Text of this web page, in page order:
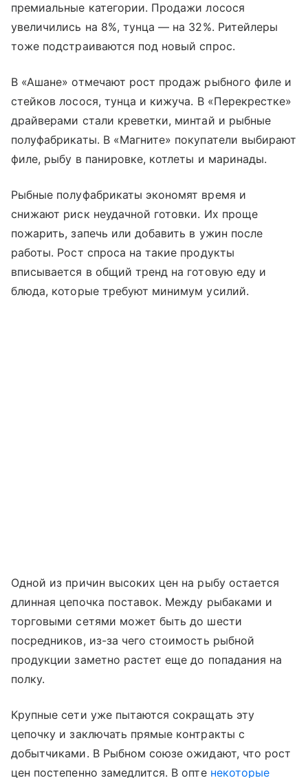
премиальные категории. Продажи лосося
увеличились на 8%, тунца — на 32%. Ритейлеры
тоже подстраиваются под новый спрос.
В «Ашане» отмечают рост продаж рыбного филе и
стейков лосося, тунца и кижуча. В «Перекрестке»
драйверами стали креветки, минтай и рыбные
полуфабрикаты. В «Магните» покупатели выбирают
филе, рыбу в панировке, котлеты и маринады.
Рыбные полуфабрикаты экономят время и
снижают риск неудачной готовки. Их проще
пожарить, запечь или добавить в ужин после
работы. Рост спроса на такие продукты
вписывается в общий тренд на готовую еду и
блюда, которые требуют минимум усилий.
Одной из причин высоких цен на рыбу остается
длинная цепочка поставок. Между рыбаками и
торговыми сетями может быть до шести
посредников, из-за чего стоимость рыбной
продукции заметно растет еще до попадания на
полку.
Крупные сети уже пытаются сокращать эту
цепочку и заключать прямые контракты с
добытчиками. В Рыбном союзе ожидают, что рост
цен постепенно замедлится. В опте некоторые